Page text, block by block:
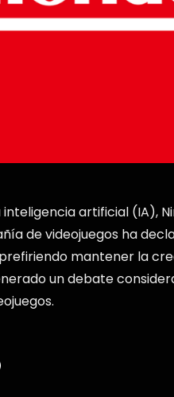
artificial (IA),
de videojuegos ha
mantener la
un debate